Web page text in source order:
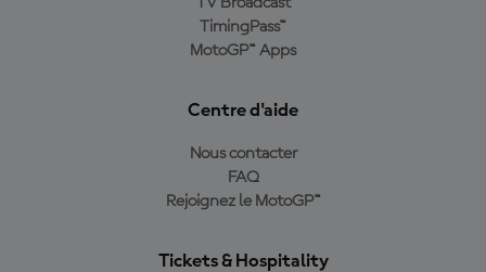
TimingPass™
MotoGP™ Apps
Centre d'aide
Nous contacter
FAQ
Rejoignez le MotoGP™
Tickets & Hospitality